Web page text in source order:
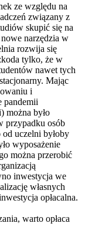
ze względu na
związany z
skupić się na
narzędzia w
rozwija się
tylko, że w
nawet tych
Mając
i
pandemii
można było
przypadku osób
uczelni byłoby
wyposażenie
można przerobić
inwestycja we
własnych
opłacalna.
warto opłaca